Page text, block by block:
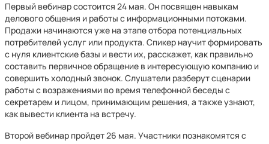
Первый вебинар состоится 24 мая. Он посвящен навыкам
делового общения и работы с информационными потоками.
Продажи начинаются уже на этапе отбора потенциальных
потребителей услуг или продукта. Спикер научит формировать
с нуля клиентские базы и вести их, расскажет, как правильно
составить первичное обращение в интересующую компанию и
совершить холодный звонок. Слушатели разберут сценарии
работы с возражениями во время телефонной беседы с
секретарем и лицом, принимающим решения, а также узнают,
как вывести клиента на встречу.
Второй вебинар пройдет 26 мая. Участники познакомятся с